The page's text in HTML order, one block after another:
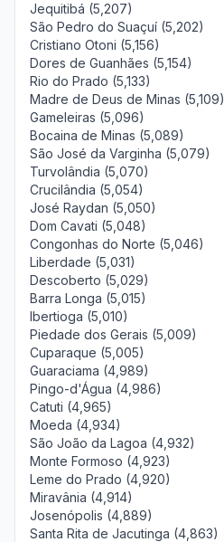
Jequitibá (5,207)
São Pedro do Suaçuí (5,202)
Cristiano Otoni (5,156)
Dores de Guanhães (5,154)
Rio do Prado (5,133)
Madre de Deus de Minas (5,109)
Gameleiras (5,096)
Bocaina de Minas (5,089)
São José da Varginha (5,079)
Turvolândia (5,070)
Crucilândia (5,054)
José Raydan (5,050)
Dom Cavati (5,048)
Congonhas do Norte (5,046)
Liberdade (5,031)
Descoberto (5,029)
Barra Longa (5,015)
Ibertioga (5,010)
Piedade dos Gerais (5,009)
Cuparaque (5,005)
Guaraciama (4,989)
Pingo-d'Água (4,986)
Catuti (4,965)
Moeda (4,934)
São João da Lagoa (4,932)
Monte Formoso (4,923)
Leme do Prado (4,920)
Miravânia (4,914)
Josenópolis (4,889)
Santa Rita de Jacutinga (4,863)